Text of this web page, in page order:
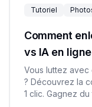
Tutoriel
Comment
vs IA en
Vous luttez avec
? Découvrez la
1 clic. Gagnez